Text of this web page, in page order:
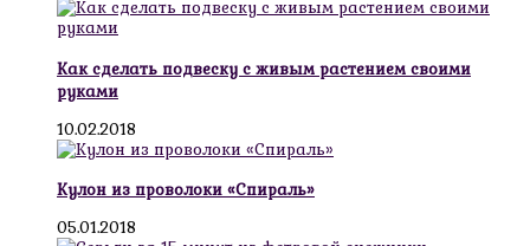
Как сделать подвеску с живым растением своими
руками
10.02.2018
Кулон из проволоки «Спираль»
05.01.2018